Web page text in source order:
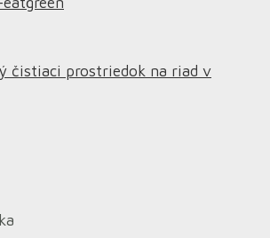
čistiaci prostriedok na riad v